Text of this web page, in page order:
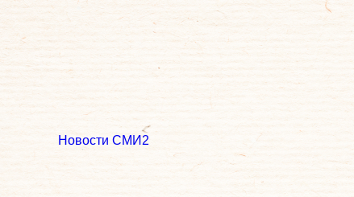
Новости СМИ2